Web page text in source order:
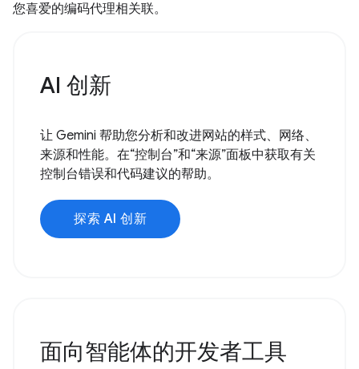
您喜爱的编码代理相关联。
AI 创新
让 Gemini 帮助您分析和改进网站的样式、网络、
来源和性能。在“控制台”和“来源”面板中获取有关
控制台错误和代码建议的帮助。
探索 AI 创新
面向智能体的开发者工具